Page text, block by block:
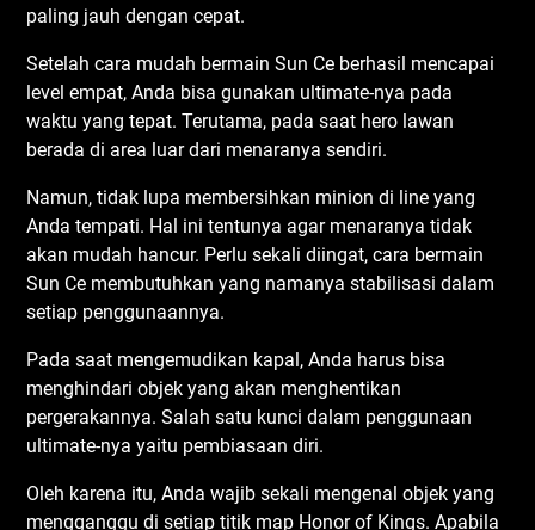
paling jauh dengan cepat.
Setelah cara mudah bermain Sun Ce berhasil mencapai
level empat, Anda bisa gunakan ultimate-nya pada
waktu yang tepat. Terutama, pada saat hero lawan
berada di area luar dari menaranya sendiri.
Namun, tidak lupa membersihkan minion di line yang
Anda tempati. Hal ini tentunya agar menaranya tidak
akan mudah hancur. Perlu sekali diingat, cara bermain
Sun Ce membutuhkan yang namanya stabilisasi dalam
setiap penggunaannya.
Pada saat mengemudikan kapal, Anda harus bisa
menghindari objek yang akan menghentikan
pergerakannya. Salah satu kunci dalam penggunaan
ultimate-nya yaitu pembiasaan diri.
Oleh karena itu, Anda wajib sekali mengenal objek yang
mengganggu di setiap titik map Honor of Kings. Apabila